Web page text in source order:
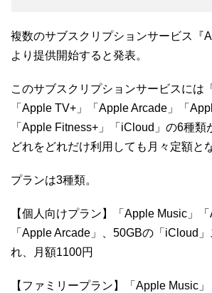
複数のサブスクリプションサービス『
より提供開始すると発表。
このサブスクリプションサービスには
「Apple TV+」「Apple Arcade」「
「Apple Fitness+」「iCloud」の6種類
どれをどれだけ利用しても月々定額と
プランは3種類。
【個人向けプラン】「Apple Music」「
「Apple Arcade」、50GBの「iCloud
れ、月額1100円
【ファミリープラン】「Apple Music」